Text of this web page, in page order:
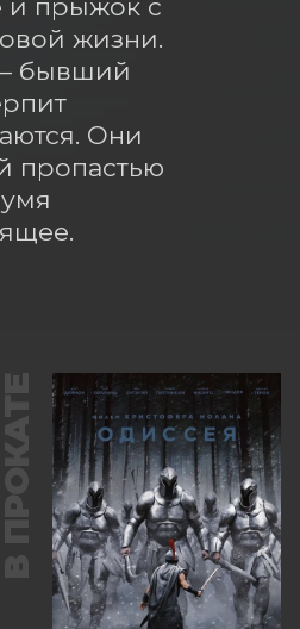
и прыжок с
жизни.
бывший
Они
пропастью
В ПРОКАТЕ